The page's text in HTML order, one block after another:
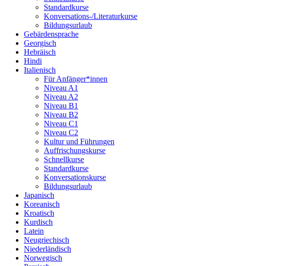
Standardkurse
Konversations-/Literaturkurse
Bildungsurlaub
Gebärdensprache
Georgisch
Hebräisch
Hindi
Italienisch
Für Anfänger*innen
Niveau A1
Niveau A2
Niveau B1
Niveau B2
Niveau C1
Niveau C2
Kultur und Führungen
Auffrischungskurse
Schnellkurse
Standardkurse
Konversationskurse
Bildungsurlaub
Japanisch
Koreanisch
Kroatisch
Kurdisch
Latein
Neugriechisch
Niederländisch
Norwegisch